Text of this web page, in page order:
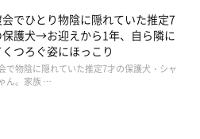
も成長が見られるのだとか。
ながらその様子を見守っているそ
でひとり物陰に隠れていた推定7
護犬→お迎えから1年、自ら隣に
つろぐ姿にほっこり
で物陰に隠れていた推定7才の保護犬・シャ
ん。家族 …